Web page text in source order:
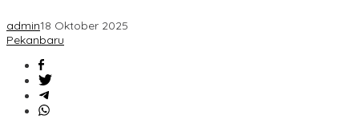
admin18 Oktober 2025
Pekanbaru